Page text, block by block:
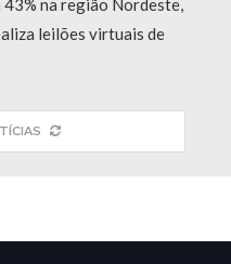
43% na região Nordeste,
leilões virtuais de